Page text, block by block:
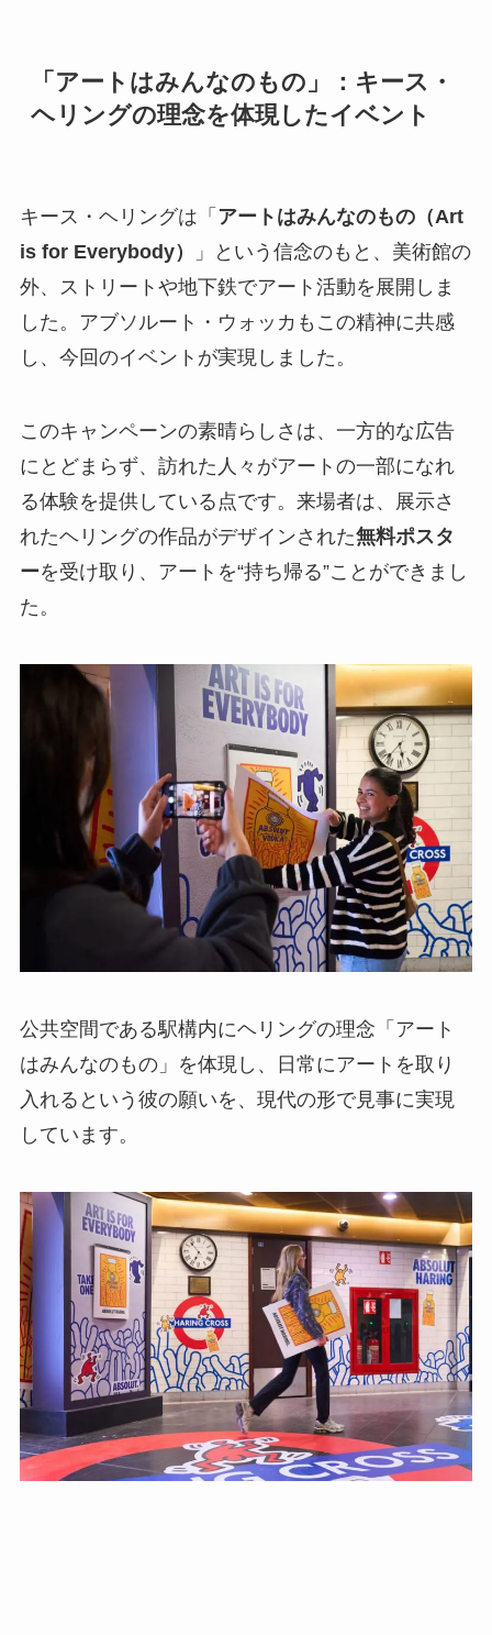
「アートはみんなのもの」：キース・
ヘリングの理念を体現したイベント
キース・ヘリングは「 アートはみんなのもの（Art
is for Everybody）
」という信念のもと、美術館の
外、ストリートや地下鉄でアート活動を展開しま
した。アブソルート・ウォッカもこの精神に共感
し、今回のイベントが実現しました。
このキャンペーンの素晴らしさは、一方的な広告
にとどまらず、訪れた人々がアートの一部になれ
る体験を提供している点です。来場者は、展示さ
れたヘリングの作品がデザインされた無料ポスタ
ーを受け取り、アートを“持ち帰る”ことができまし
た。
公共空間である駅構内にヘリングの理念「アート
はみんなのもの」を体現し、日常にアートを取り
入れるという彼の願いを、現代の形で見事に実現
しています。